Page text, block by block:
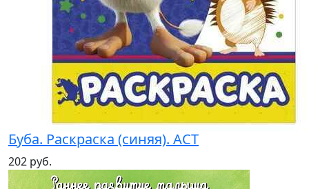
Буба. Раскраска (синяя). АСТ
202 руб.